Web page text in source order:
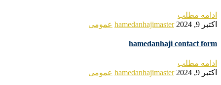
ادامه مطلب
اکتبر 9, 2024
hamedanhajimaster عمومی
hamedanhaji contact form
ادامه مطلب
اکتبر 9, 2024
hamedanhajimaster عمومی